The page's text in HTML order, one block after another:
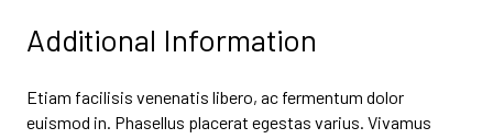
Additional Information
Etiam facilisis venenatis libero, ac fermentum dolor
euismod in. Phasellus placerat egestas varius. Vivamus